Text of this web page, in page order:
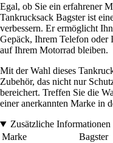
Egal, ob Sie ein erfahrener
Tankrucksack Bagster ist
verbessern. Er ermöglicht
Gepäck, Ihrem Telefon oder
auf Ihrem Motorrad bleiben.
Mit der Wahl dieses
Zubehör, das nicht nur
bereichert. Treffen Sie die
einer anerkannten Marke in
Zusätzliche Informationen
Marke
Bagster